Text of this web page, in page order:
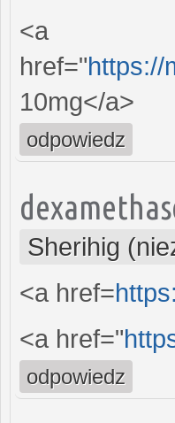
<a
href="https://
10mg</a>
odpowiedz
Sherihig
<a href=
<a href="
odpowiedz